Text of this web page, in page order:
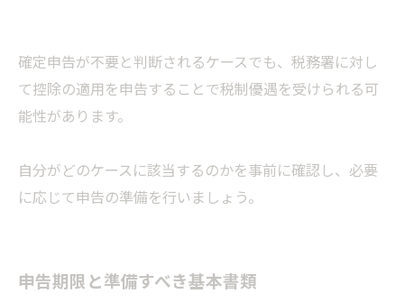
確定申告が不要と判断されるケースでも、税務署に対し
て控除の適用を申告することで税制優遇を受けられる可
能性があります。
自分がどのケースに該当するのかを事前に確認し、必要
に応じて申告の準備を行いましょう。
申告期限と準備すべき基本書類